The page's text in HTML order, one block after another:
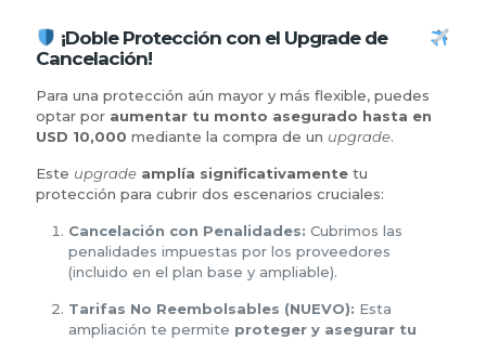
¡Doble Protección con el Upgrade de
Cancelación!
Para una protección aún mayor y más flexible, puedes
optar por aumentar tu monto asegurado hasta en
USD 10,000 mediante la compra de un upgrade.
Este upgrade amplía significativamente tu
protección para cubrir dos escenarios cruciales:
Cancelación con Penalidades: Cubrimos las
penalidades impuestas por los proveedores
(incluido en el plan base y ampliable).
Tarifas No Reembolsables (NUEVO): Esta
ampliación te permite proteger y asegurar tu